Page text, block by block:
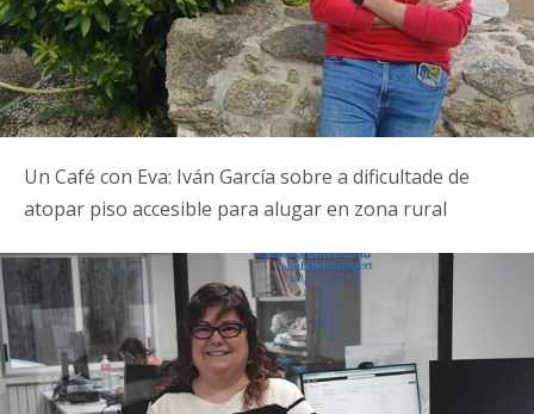
Un Café con Eva: Iván García sobre a dificultade de
atopar piso accesible para alugar en zona rural